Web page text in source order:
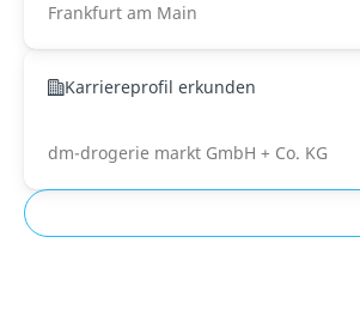
Frankfurt am Main
Karriereprofil erkunden
dm-drogerie markt GmbH + Co. KG